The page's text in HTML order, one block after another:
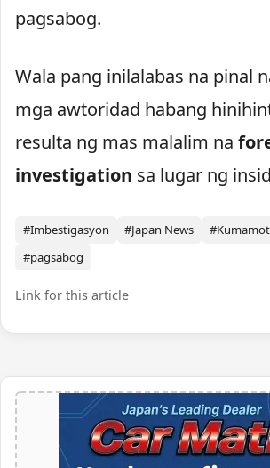
pagsabog.
Wala pang inilalabas na pinal
mga awtoridad habang
resulta ng mas malalim na
investigation sa lugar ng
#Imbestigasyon #Japan News
#pagsabog
Link for this article